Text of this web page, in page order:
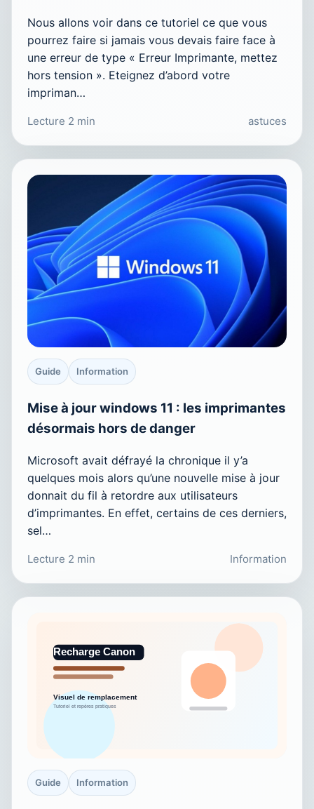
Nous allons voir dans ce tutoriel ce que vous
pourrez faire si jamais vous devais faire face à
une erreur de type « Erreur Imprimante, mettez
hors tension ». Eteignez d’abord votre
impriman…
Lecture 2 min astuces
Guide Information
Mise à jour windows 11 : les imprimantes
désormais hors de danger
Microsoft avait défrayé la chronique il y’a
quelques mois alors qu’une nouvelle mise à jour
donnait du fil à retordre aux utilisateurs
d’imprimantes. En effet, certains de ces derniers,
sel…
Lecture 2 min Information
Guide Information